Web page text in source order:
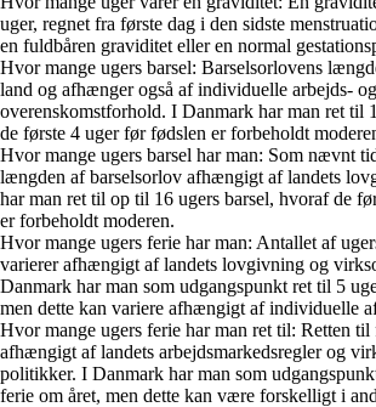
uger, regnet fra første dag i den sidste
en fuldbåren graviditet eller en normal
Hvor mange ugers barsel: Barselsorlovens
land og afhænger også af individuelle arbejds- og
overenskomstforhold. I Danmark har man ret til
de første 4 uger før fødslen er forbeholdt
Hvor mange ugers barsel har man: Som nævnt
længden af barselsorlov afhængigt af landets
har man ret til op til 16 ugers barsel, hvoraf de
er forbeholdt moderen.
Hvor mange ugers ferie har man: Antallet af
varierer afhængigt af landets lovgivning og
Danmark har man som udgangspunkt ret til 5
men dette kan variere afhængigt af individuelle
Hvor mange ugers ferie har man ret til: Retten til
afhængigt af landets arbejdsmarkedsregler og
politikker. I Danmark har man som
ferie om året, men dette kan være forskelligt i